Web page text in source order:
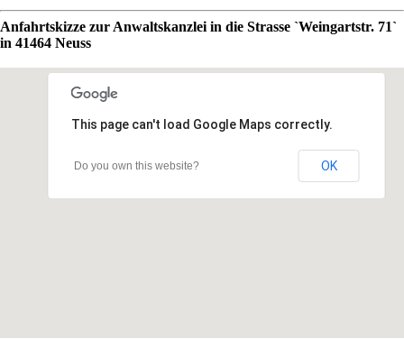
Anfahrtskizze zur Anwaltskanzlei in die Strasse `Weingartstr. 71`
in 41464 Neuss
This page can't load Google Maps correctly.
Do you own this website? OK